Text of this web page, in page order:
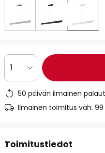
1
50 päivän ilmainen
Ilmainen toimitus väh.
Toimitustiedot